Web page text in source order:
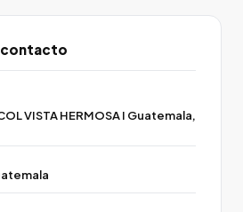
contacto
VISTA HERMOSA I Guatemala,